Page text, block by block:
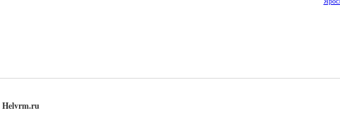
Helvrm.ru